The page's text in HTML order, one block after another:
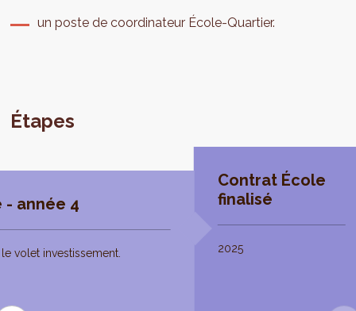
un poste de coordinateur École-Quartier.
Étapes
année 4
volet investissement.
Contrat École
finalisé
2025